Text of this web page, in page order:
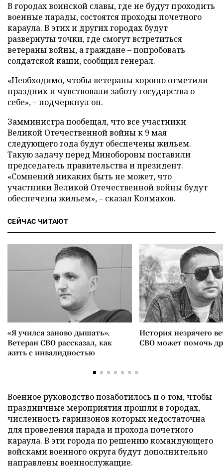
В городах воинской славы, где не будут проходить
военные парады, состоятся проходы почетного
караула. В этих и других городах будут
развернуты точки, где смогут встретиться
ветераны войны, а граждане – попробовать
солдатской каши, сообщил генерал.
«Необходимо, чтобы ветераны хорошо отметили
праздник и чувствовали заботу государства о
себе», – подчеркнул он.
Замминистра пообещал, что все участники
Великой Отечественной войны к 9 мая
следующего года будут обеспечены жильем.
Такую задачу перед Минобороны поставили
председатель правительства и президент.
«Сомнений никаких быть не может, что
участники Великой Отечественной войны будут
обеспечены жильем», – сказал Колмаков.
СЕЙЧАС ЧИТАЮТ
«Я учился заново дышать».
Ветеран СВО рассказал, как
жить с инвалидностью
История незрячего
СВО может помочь
Военное руководство позаботилось и о том, чтобы
праздничные мероприятия прошли в городах,
численность гарнизонов которых недостаточна
для проведения парада и прохода почетного
караула. В эти города по решению командующего
войсками военного округа будут дополнительно
направлены военнослужащие.